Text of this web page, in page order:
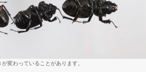
変わっていることがあります。